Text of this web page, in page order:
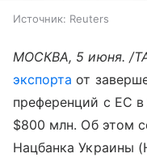
Источник: Reuters
МОСКВА, 5 июня. /
экспорта от
преференций с ЕС в
$800 млн. Об этом
Нацбанка Украины